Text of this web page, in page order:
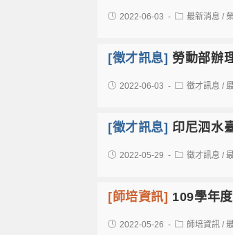
2022-06-03 最新消息 /
[徵才訊息]勞動部辦
2022-06-03 徵才訊息 /
[徵才訊息] 印尼泗水
2022-05-29 徵才訊息 /
[師培資訊] 109學年
2022-05-26 師培資訊 /